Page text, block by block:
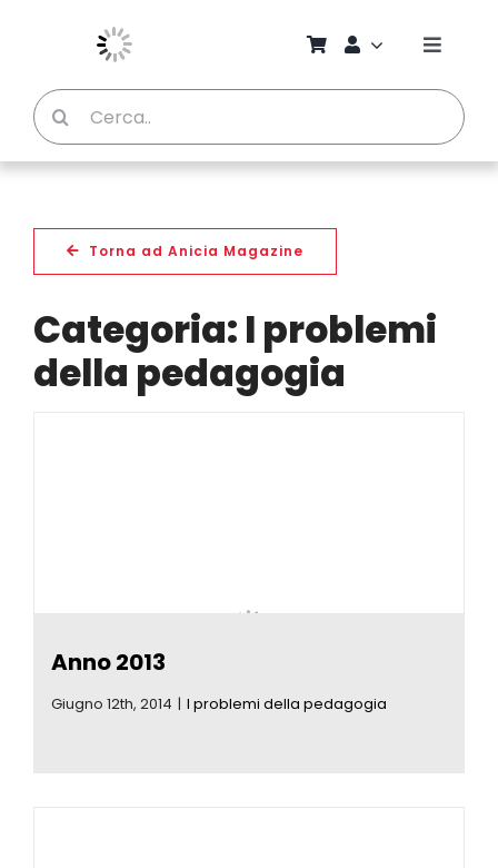
Toggle
Chi
Cerca
per:
Torna ad Anicia Magazine
Categoria: I problemi
della pedagogia
Anno 2013
Giugno 12th, 2014 | I problemi della pedagogia